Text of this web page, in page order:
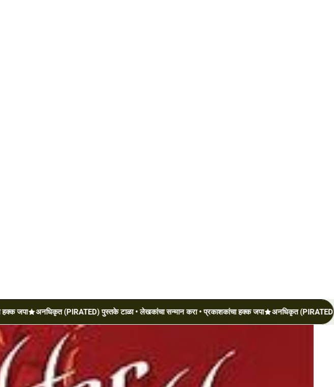
अनधिकृत (PIRATED) पुस्तके टाळा • लेखकांचा सन्मान करा • प्रकाशकांचा हक्क जपा अनधिकृत (PIRATED) पुस्तके